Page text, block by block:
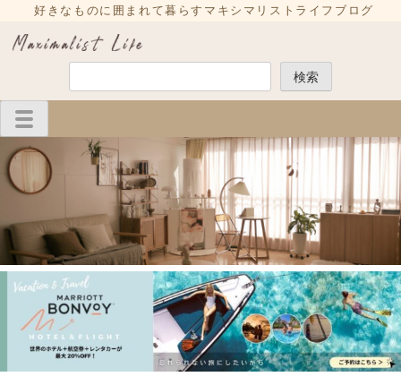
content
好きなものに囲まれて暮らすマキシマリストライフブログ
索
検索